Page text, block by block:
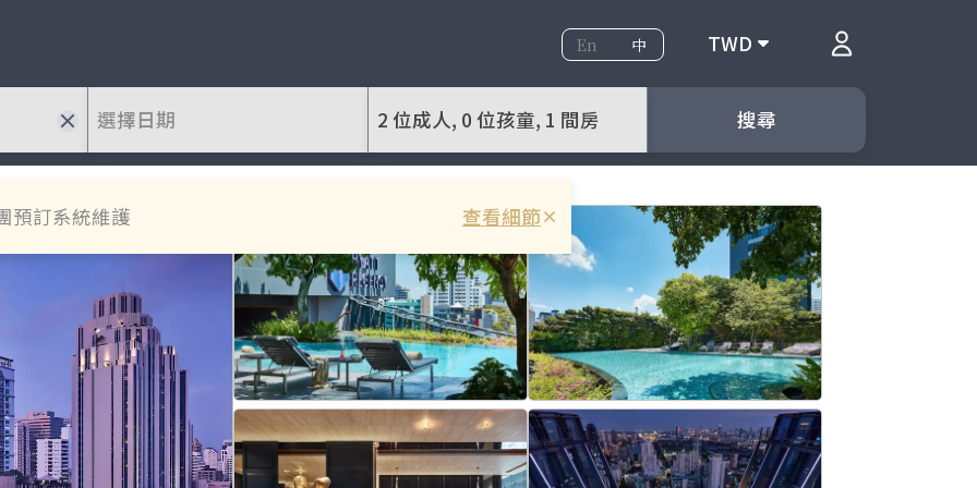
En 中 TWD
選擇日期 2 位成人, 0 位孩童, 1 間房 搜尋
預訂系統維護 查看細節